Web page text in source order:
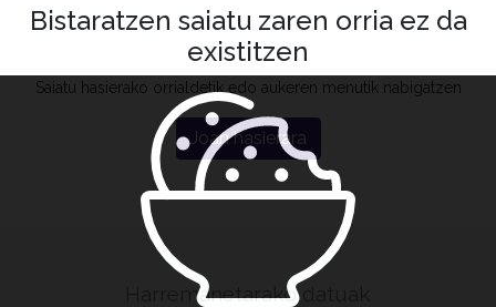
Bistaratzen saiatu zaren orria ez da
existitzen
Saiatu hasierako orrialdetik edo aukeren menutik nabigatzen
Joan hasierara
Harremanetarako datuak